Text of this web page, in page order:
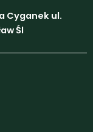
Cyganek ul.
Śl